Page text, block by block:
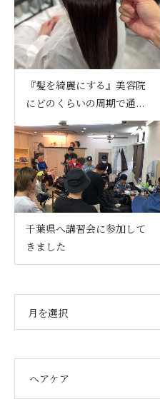
『髪を綺麗にする』美容院
にどのくらいの周期で通...
千葉県へ講習会に参加して
きました
月を選択
ヘアケア